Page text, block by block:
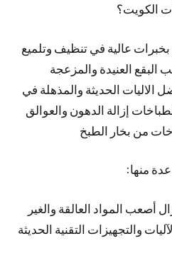
الكويت؟
عالية في تنظيف وتلميع
العنيدة والمزعجة
الاليات الحديثة والمذهلة في
إزالة الدهون والعوالق
من بخار الطبخ
منها:
المواد العالقة والغير
والتجهيزات التقنية الحديثة